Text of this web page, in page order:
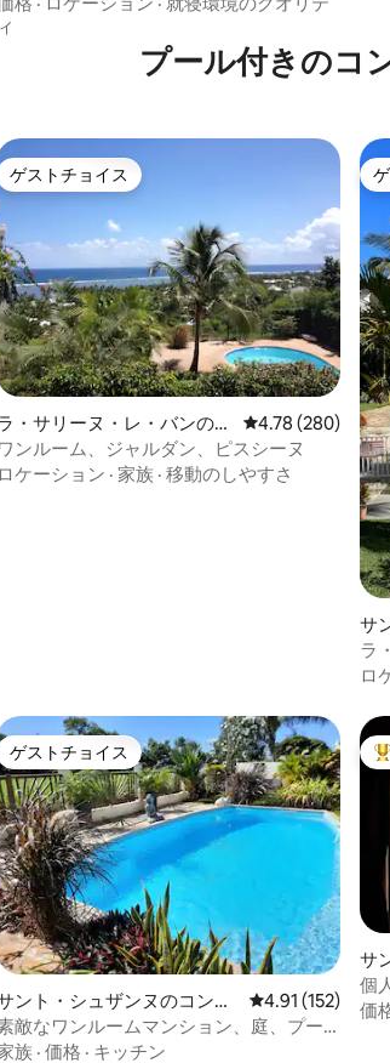
ィ
プール付きのコ
5つ星中4.92つ星の平均評価
ゲストチョイス
ゲストチョイス
・サリーヌ・レ・バンのコ
ンドミニアム
レビュー280件、
4.78 (280)
ワンルーム、ジャルダン、ピスシーヌ
ロケーション · 家族 · 移動のしやすさ
サ
ロ
ゲストチョイス
ゲストチョイス
ント・シュザンヌのコンド
ニアム
レビュー152件
4.91 (152)
敵なワンルームマンション、庭、プー
、ジャグジー
族 · 価格 · キッチン
サ
個
価